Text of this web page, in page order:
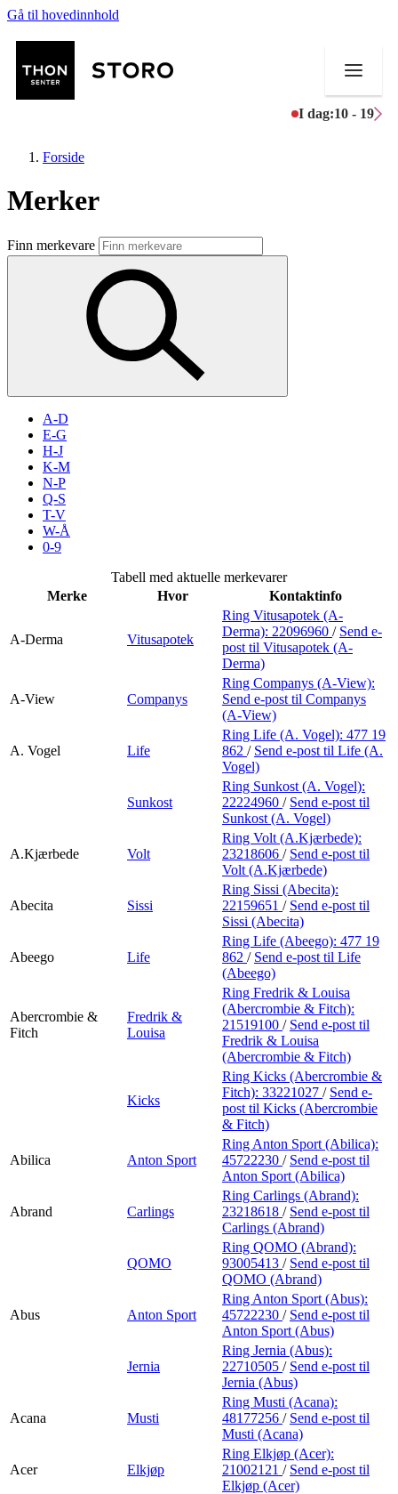
Gå til hovedinnhold
I dag:10 - 19
Butikker
Mat og drikke
Aktiviteter
Merker
Inspirasjon
Søk
Åpningstider
Praktisk informasjon
Magasin
Forside
Merker
Finn merkevare
A-D
E-G
H-J
K-M
N-P
Q-S
T-V
W-Å
0-9
Tabell med aktuelle merkevarer
Merke
Hvor Kontaktinfo
A-Derma Vitusapotek
Ring Vitusapotek (A-
Derma): 22096960 / Send e-
post til Vitusapotek (A-
Derma)
A-View Companys
Ring Companys (A-View):
Send e-post til Companys
(A-View)
A. Vogel Life
Ring Life (A. Vogel): 477 19
862 / Send e-post til Life (A.
Vogel)
Sunkost
Ring Sunkost (A. Vogel):
22224960 / Send e-post til
Sunkost (A. Vogel)
A.Kjærbede Volt
Ring Volt (A.Kjærbede):
23218606 / Send e-post til
Volt (A.Kjærbede)
Abecita Sissi
Ring Sissi (Abecita):
22159651 / Send e-post til
Sissi (Abecita)
Abeego Life
Ring Life (Abeego): 477 19
862 / Send e-post til Life
(Abeego)
Abercrombie &
Fitch
Fredrik &
Louisa
Ring Fredrik & Louisa
(Abercrombie & Fitch):
21519100 / Send e-post til
Fredrik & Louisa
(Abercrombie & Fitch)
Kicks
Ring Kicks (Abercrombie &
Fitch): 33221027 / Send e-
post til Kicks (Abercrombie
& Fitch)
Abilica Anton Sport
Ring Anton Sport (Abilica):
45722230 / Send e-post til
Anton Sport (Abilica)
Abrand Carlings
Ring Carlings (Abrand):
23218618 / Send e-post til
Carlings (Abrand)
QOMO
Ring QOMO (Abrand):
93005413 / Send e-post til
QOMO (Abrand)
Abus Anton Sport
Ring Anton Sport (Abus):
45722230 / Send e-post til
Anton Sport (Abus)
Jernia
Ring Jernia (Abus):
22710505 / Send e-post til
Jernia (Abus)
Acana Musti
Ring Musti (Acana):
48177256 / Send e-post til
Musti (Acana)
Acer Elkjøp
Ring Elkjøp (Acer):
21002121 / Send e-post til
Elkjøp (Acer)